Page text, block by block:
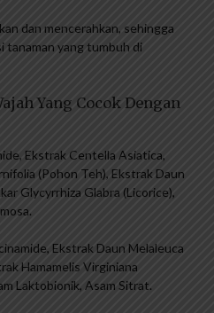
dan mencerahkan, sehingga
tanaman yang tumbuh di
Yang Cocok Dengan
Ekstrak Centella Asiatica,
(Pohon Teh), Ekstrak Daun
Glycyrrhiza Glabra (Licorice),
Ekstrak Daun Melaleuca
Hamamelis Virginiana
Laktobionik, Asam Sitrat.